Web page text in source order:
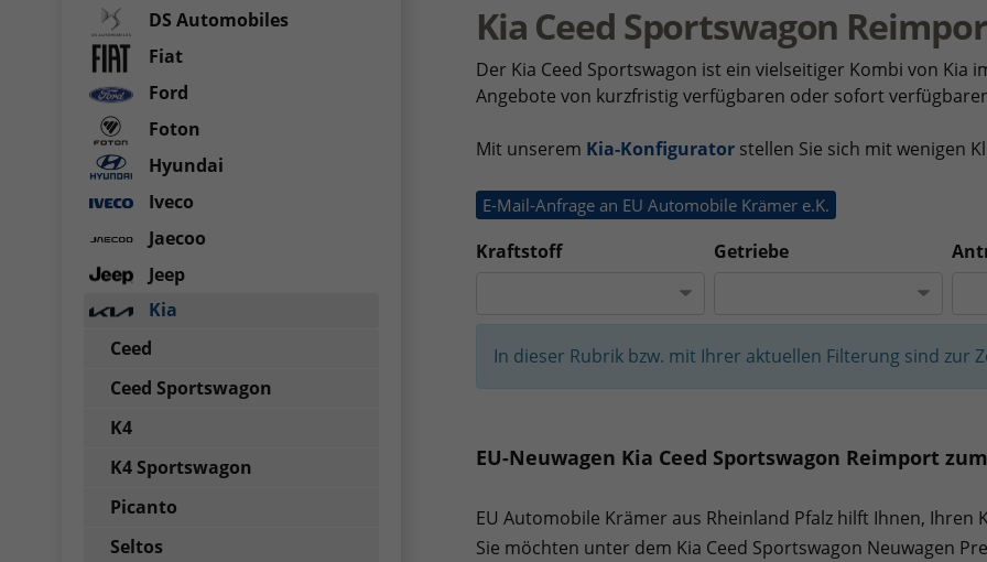
Kia Ceed Sportswagon
Der Kia Ceed Sportswagon ist ein vielseitiger Kombi von Kia
Angebote von kurzfristig verfügbaren oder sofort
Mit unserem Kia-Konfiguratorstellen Sie sich mit wenigen
E-Mail-Anfrage an EU Automobile Krämer e.K.
Kraftstoff Getriebe
In dieser Rubrik bzw. mit Ihrer aktuellen Filterung sind zur
EU-Neuwagen Kia Ceed Sportswagon Reimport
EU Automobile Krämer aus Rheinland Pfalz hilft Ihnen, Ihren
Sie möchten unter dem Kia Ceed Sportswagon Neuwagen
DS Automobiles
Fiat
Ford
Foton
Hyundai
Iveco
Jaecoo
Jeep
Kia
Ceed
Ceed Sportswagon
K4
K4 Sportswagon
Picanto
Seltos